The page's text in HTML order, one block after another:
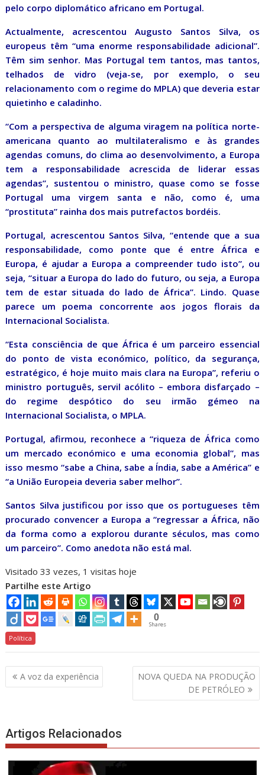
pelo corpo diplomático africano em Portugal.
Actualmente, acrescentou Augusto Santos Silva, os
europeus têm “uma enorme responsabilidade adicional”.
Têm sim senhor. Mas Portugal tem tantos, mas tantos,
telhados de vidro (veja-se, por exemplo, o seu
relacionamento com o regime do MPLA) que deveria estar
quietinho e caladinho.
“Com a perspectiva de alguma viragem na política norte-
americana quanto ao multilateralismo e às grandes
agendas comuns, do clima ao desenvolvimento, a Europa
tem a responsabilidade acrescida de liderar essas
agendas”, sustentou o ministro, quase como se fosse
Portugal uma virgem santa e não, como é, uma
“prostituta” rainha dos mais putrefactos bordéis.
Portugal, acrescentou Santos Silva, “entende que a sua
responsabilidade, como ponte que é entre África e
Europa, é ajudar a Europa a compreender tudo isto”, ou
seja, “situar a Europa do lado do futuro, ou seja, a Europa
tem de estar situada do lado de África”. Lindo. Quase
parece um poema concorrente aos jogos florais da
Internacional Socialista.
“Esta consciência de que África é um parceiro essencial
do ponto de vista económico, político, da segurança,
estratégico, é hoje muito mais clara na Europa”, referiu o
ministro português, servil acólito – embora disfarçado –
do regime despótico do seu irmão gémeo na
Internacional Socialista, o MPLA.
Portugal, afirmou, reconhece a “riqueza de África como
um mercado económico e uma economia global”, mas
isso mesmo “sabe a China, sabe a Índia, sabe a América” e
“a União Europeia deveria saber melhor”.
Santos Silva justificou por isso que os portugueses têm
procurado convencer a Europa a “regressar a África, não
da forma como a explorou durante séculos, mas como
um parceiro”. Como anedota não está mal.
Visitado 33 vezes, 1 visitas hoje
Partilhe este Artigo
0
Shares
Política
Navegação
de
A voz da experiência
NOVA QUEDA NA PRODUÇÃO
DE PETRÓLEO
Artigos Relacionados